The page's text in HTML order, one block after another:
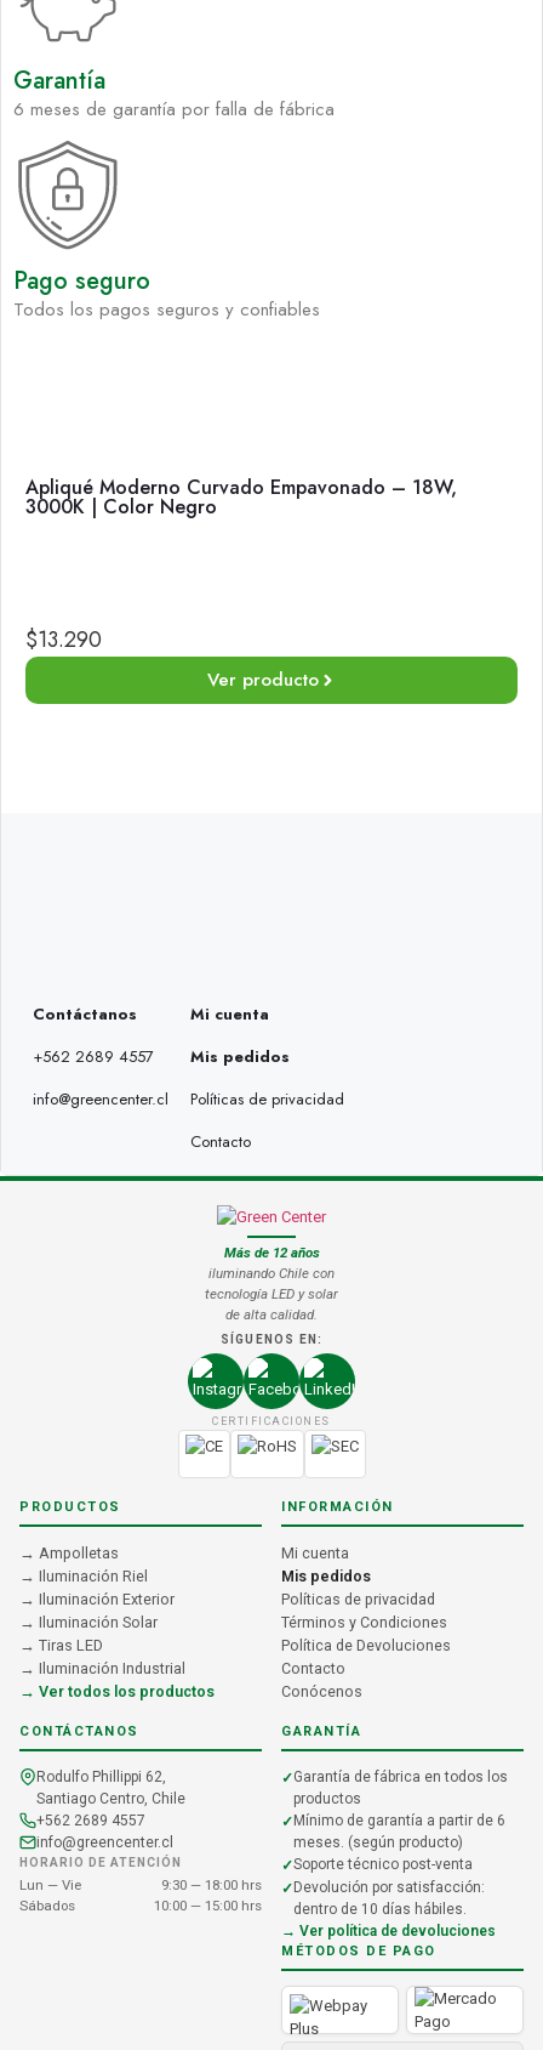
Garantía
6 meses de garantía por falla de fábrica
Pago seguro
Todos los pagos seguros y confiables
Apliqué Moderno Curvado Empavonado – 18W,
3000K | Color Negro
$13.290
Ver producto
Contáctanos
+562 2689 4557
info@greencenter.cl
Mi cuenta
Mis pedidos
Políticas de privacidad
Contacto
Más de 12 años
iluminando Chile con
tecnología LED y solar
de alta calidad.
SÍGUENOS EN:
CERTIFICACIONES
PRODUCTOS
→ Ampolletas
→ Iluminación Riel
→ Iluminación Exterior
→ Iluminación Solar
→ Tiras LED
→ Iluminación Industrial
→ Ver todos los productos
INFORMACIÓN
Mi cuenta
Mis pedidos
Políticas de privacidad
Términos y Condiciones
Política de Devoluciones
Contacto
Conócenos
CONTÁCTANOS
Rodulfo Phillippi 62,
Santiago Centro, Chile
+562 2689 4557
info@greencenter.cl
HORARIO DE ATENCIÓN
Lun — Vie
9:30 — 18:00 hrs
Sábados
10:00 — 15:00 hrs
GARANTÍA
Garantía de fábrica en todos los
productos
Mínimo de garantía a partir de 6
meses. (según producto)
Soporte técnico post-venta
Devolución por satisfacción:
dentro de 10 días hábiles.
→ Ver política de devoluciones
MÉTODOS DE PAGO